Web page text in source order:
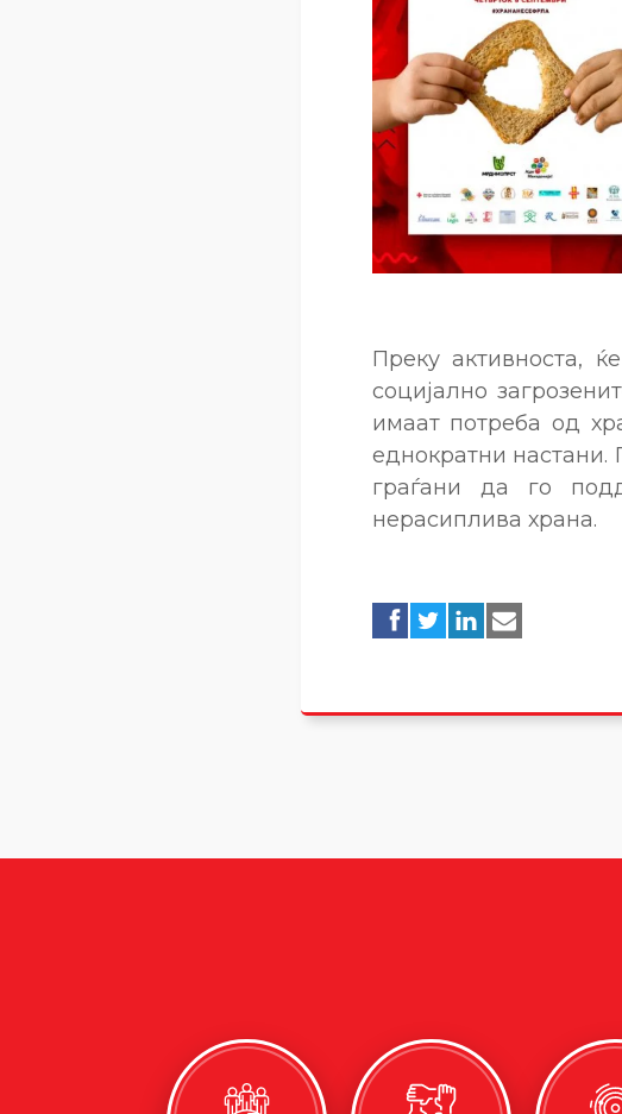
Преку активноста,
социјално
имаат потреба од
еднократни настани.
граѓани да го
нерасиплива храна.